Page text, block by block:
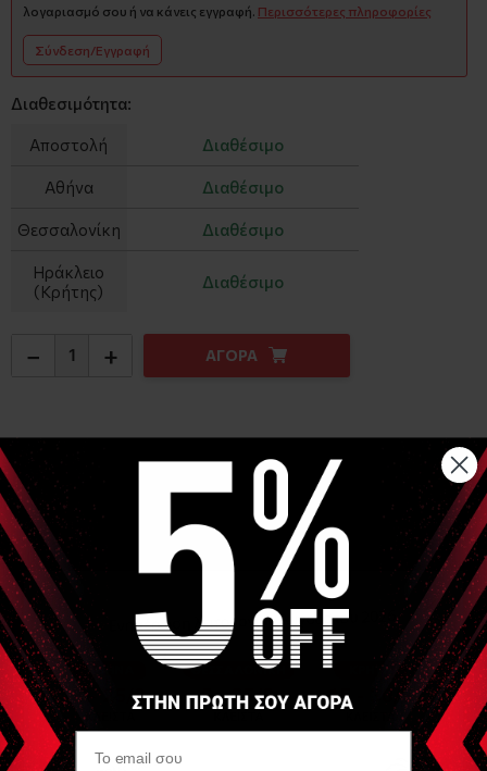
λογαριασμό σου ή να κάνεις εγγραφή. Περισσότερες πληροφορίες
Σύνδεση/Εγγραφή
Διαθεσιμότητα:
Αποστολή Διαθέσιμο
Αθήνα Διαθέσιμο
Θεσσαλονίκη Διαθέσιμο
Ηράκλειο
(Κρήτης)
Διαθέσιμο
− + ΑΓΟΡΑ
Αναλυτική Περιγραφή
Αντανακλαστικό Σφυρί από αναξείδωτο ατσάλι με το οποίο
συνοδεύεται από βελόνα και βουρτσάκι για πιο
ολοκληρωμένο έλεγχο νευρικών αντιδράσεων
Είδες Πρόσφατα
MVS
Σφυρί Buck Hammer